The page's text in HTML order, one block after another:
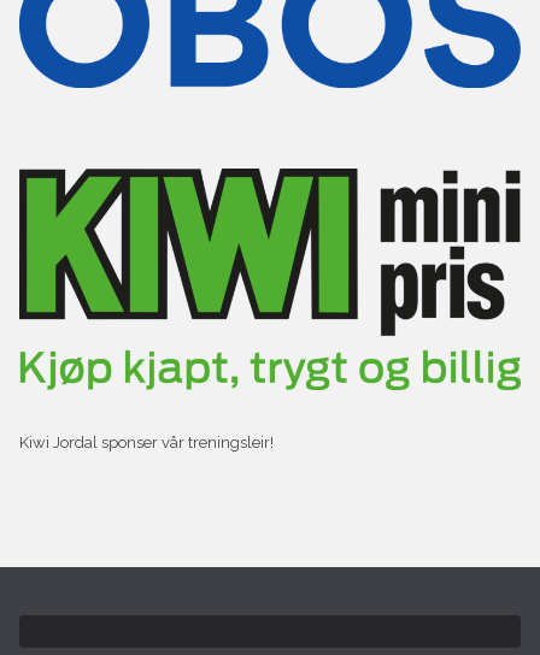
Kiwi Jordal sponser vår treningsleir!